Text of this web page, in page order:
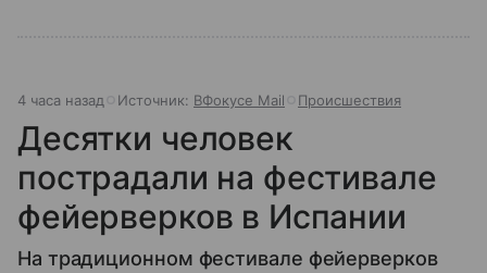
4 часа назад Источник: ВФокусе Mail Происшествия
Десятки человек
пострадали на фестивале
фейерверков в Испании
На традиционном фестивале фейерверков